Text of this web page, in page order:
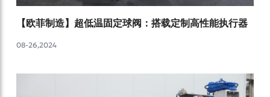
【欧菲制造】超低温固定球阀：搭载定制高性能执行器
08-26,2024